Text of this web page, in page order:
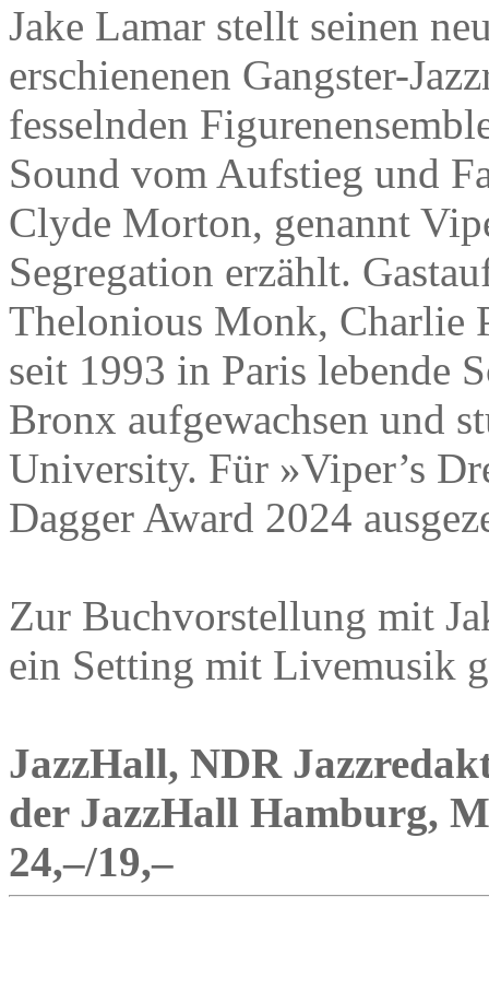
Jake Lamar stellt seinen
erschienenen Gangster-
fesselnden
Sound vom Aufstieg und
Clyde Morton, genannt
Segregation erzählt.
Thelonious Monk, Charlie
seit 1993 in Paris lebende
Bronx aufgewachsen und
University. Für »Viper’s
Dagger Award 2024
Zur Buchvorstellung mit
ein Setting mit Livemusik
JazzHall, NDR
der JazzHall Hamburg,
24,–/19,–